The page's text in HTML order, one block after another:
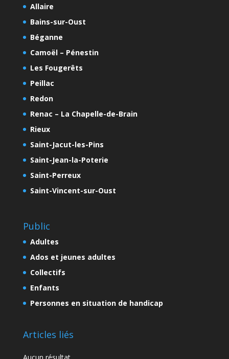
Allaire
Bains-sur-Oust
Béganne
Camoël – Pénestin
Les Fougerêts
Peillac
Redon
Renac – La Chapelle-de-Brain
Rieux
Saint-Jacut-les-Pins
Saint-Jean-la-Poterie
Saint-Perreux
Saint-Vincent-sur-Oust
Public
Adultes
Ados et jeunes adultes
Collectifs
Enfants
Personnes en situation de handicap
Articles liés